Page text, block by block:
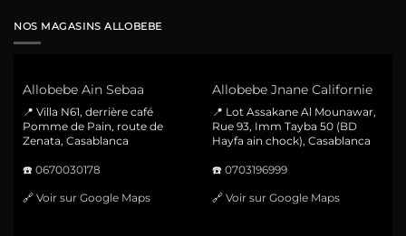
NOS MAGASINS ALLOBEBE
Allobebe Ain Sebaa
📍 Villa N61, derrière café
Pomme de Pain, route de
Zenata, Casablanca
☎️ 0670030178
🔗 Voir sur Google Maps
Allobebe Jnane Californie
📍 Lot Assakane Al Mounawar,
Rue 93, Imm Tayba 50 (BD
Hayfa ain chock), Casablanca
☎️ 0703196999
🔗 Voir sur Google Maps